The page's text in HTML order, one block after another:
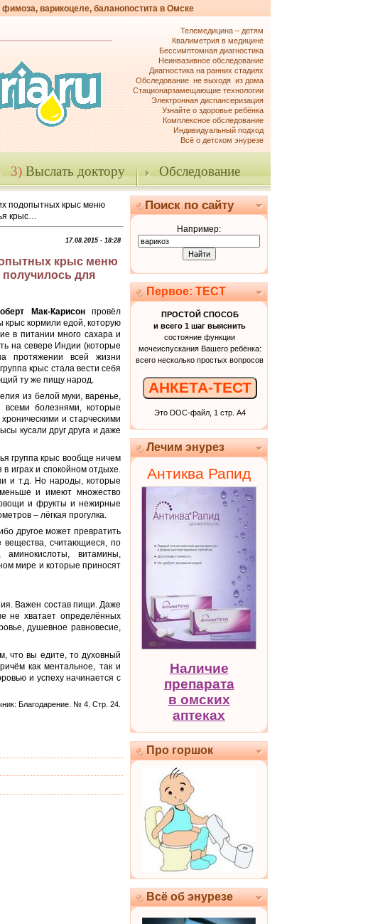
варикоцеле, баланопостита в Омске
Телемедицина – детям
Квалиметрия в медицине
Бессимптомная диагностика
Неинвазивное обследование
Диагностика на ранних стадиях
Обследование не выходя из дома
Стационарзамещающие технологии
Электронная диспансеризация
Узнайте о здоровье ребёнка
Комплексное обследование
Индивидуальный подход
Всё о детском энурезе
3)Выслать доктору Обследование
подопытных крыс меню
крыс…
17.08.2015 - 18:28
крыс меню
получилось для
Мак-Карисонпровёл
крыс кормили едой, которую
в питании много сахара и
на севере Индии (которые
протяжении всей жизни
крыс стала вести себя
ту же пищу народ.
из белой муки, варенье,
болезнями, которые
и старческими
кусали друг друга и даже
группа крыс вообще ничем
играх и спокойном отдыхе.
и т.д. Но народы, которые
и имеют множество
и фрукты и нежирные
– лёгкая прогулка.
другое может превратить
вещества, считающиеся, по
витамины,
мире и которые приносят
Важен состав пищи. Даже
не хватает определённых
душевное равновесие,
что вы едите, то духовный
как ментальное, так и
и успеху начинается с
Благодарение. № 4. Стр. 24.
Поиск по сайту
Например:
Первое: ТЕСТ
ПРОСТОЙ СПОСОБ
и всего 1 шаг выяснить
состояние функции
мочеиспускания Вашего ребёнка:
всего несколько простых вопросов
АНКЕТА-ТЕСТ
Это DOC-файл, 1 стр. А4
Лечим энурез
Антиква Рапид
Наличие
препарата
в омских
аптеках
Про горшок
Всё об энурезе